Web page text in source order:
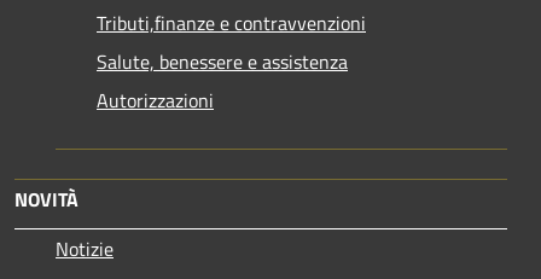
Tributi,finanze e contravvenzioni
Salute, benessere e assistenza
Autorizzazioni
NOVITÀ
Notizie